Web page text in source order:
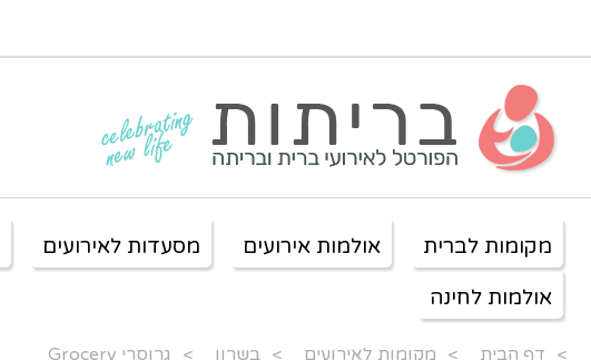
מקומות לברית אולמות אירועים מסעדות לאירועים
אולמות לחינה
> דף הבית > מקומות לאירועים > בשרון > גרוסרי Grocery